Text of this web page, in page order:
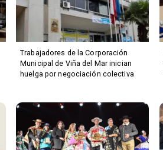
Trabajadores de la Corporación
Municipal de Viña del Mar inician
huelga por negociación colectiva